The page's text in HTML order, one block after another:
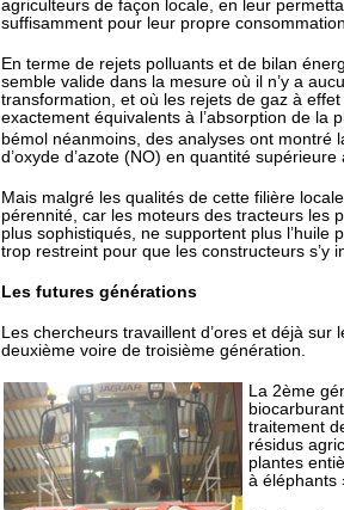
agriculteurs de façon locale, en leur
suffisamment pour leur propre
En terme de rejets polluants et de bilan
semble valide dans la mesure où il n’y a
transformation, et où les rejets de gaz à
exactement équivalents à l’absorption de la
bémol néanmoins, des analyses ont montré
d’oxyde d’azote (NO) en quantité supérieure
Mais malgré les qualités de cette filière
pérennité, car les moteurs des tracteurs les
plus sophistiqués, ne supportent plus l’huile
trop restreint pour que les constructeurs s’y
Les futures générations
Les chercheurs travaillent d’ores et déjà sur
deuxième voire de troisième génération.
La 2ème
traitement
résidus
plantes
à éléphants